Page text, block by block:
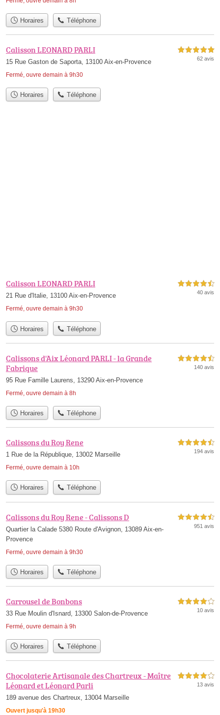
Horaires Téléphone
Calisson LEONARD PARLI
15 Rue Gaston de Saporta, 13100 Aix-en-Provence
Fermé, ouvre demain à 9h30
5,0 étoiles sur 5
62 avis
Horaires Téléphone
Calisson LEONARD PARLI
21 Rue d'Italie, 13100 Aix-en-Provence
Fermé, ouvre demain à 9h30
4,5 étoiles sur 5
40 avis
Horaires Téléphone
Calissons d'Aix Léonard PARLI - la Grande
Fabrique
95 Rue Famille Laurens, 13290 Aix-en-Provence
Fermé, ouvre demain à 8h
4,5 étoiles sur 5
140 avis
Horaires Téléphone
Calissons du Roy Rene
1 Rue de la République, 13002 Marseille
Fermé, ouvre demain à 10h
4,5 étoiles sur 5
194 avis
Horaires Téléphone
Calissons du Roy Rene - Calissons D
Quartier la Calade 5380 Route d'Avignon, 13089 Aix-en-
Provence
Fermé, ouvre demain à 9h30
4,5 étoiles sur 5
951 avis
Horaires Téléphone
Carrousel de Bonbons
33 Rue Moulin d'Isnard, 13300 Salon-de-Provence
Fermé, ouvre demain à 9h
4,0 étoiles sur 5
10 avis
Horaires Téléphone
Chocolaterie Artisanale des Chartreux - Maître
Léonard et Léonard Parli
189 avenue des Chartreux, 13004 Marseille
Ouvert jusqu'à 19h30
4,0 étoiles sur 5
13 avis